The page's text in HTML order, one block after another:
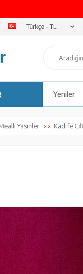
Türkçe - TL
Yeniler
Yasinler Kadife